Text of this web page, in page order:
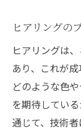
ヒアリングの
ヒアリングは
あり、これが
どのような色
を期待してい
通じて、技術